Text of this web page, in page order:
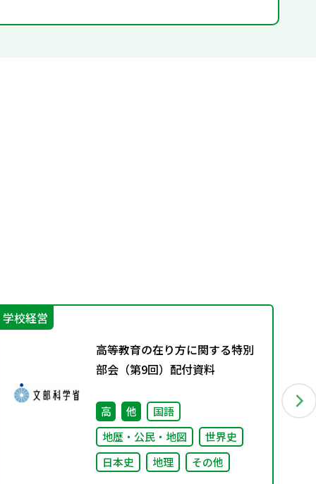
学校経営
高等教育の在り方に関する特別
部会（第9回）配付資料
高 他
国語
地歴・公民・地図
世界史
日本史
地理 その他